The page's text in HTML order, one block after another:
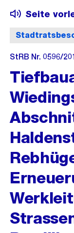
Seite
StRB Nr. 0596/